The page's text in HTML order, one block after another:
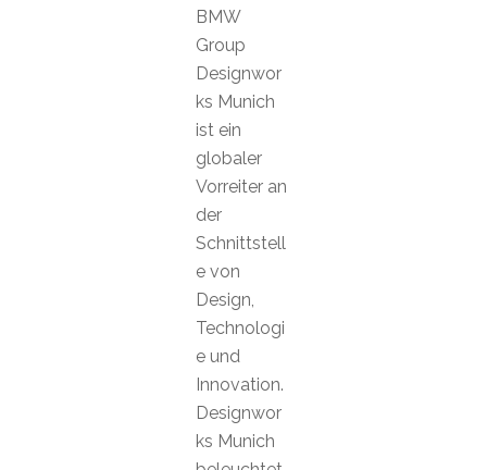
BMW
Group
Designwor
ks Munich
ist ein
globaler
Vorreiter an
der
Schnittstell
e von
Design,
Technologi
e und
Innovation.
Designwor
ks Munich